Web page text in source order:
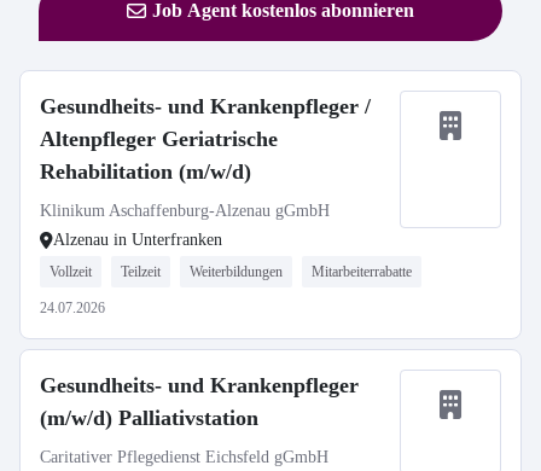
Job Agent kostenlos abonnieren
Gesundheits- und Krankenpfleger /
Altenpfleger Geriatrische
Rehabilitation (m/w/d)
Klinikum Aschaffenburg-Alzenau gGmbH
Alzenau in Unterfranken
Vollzeit Teilzeit Weiterbildungen Mitarbeiterrabatte
24.07.2026
Gesundheits- und Krankenpfleger
(m/w/d) Palliativstation
Caritativer Pflegedienst Eichsfeld gGmbH